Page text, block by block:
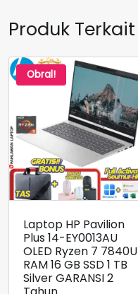
Produk Terkait
Obral!
Laptop HP Pavilion
Plus 14-EY0013AU
OLED Ryzen 7 7840U
RAM 16 GB SSD 1 TB
Silver GARANSI 2